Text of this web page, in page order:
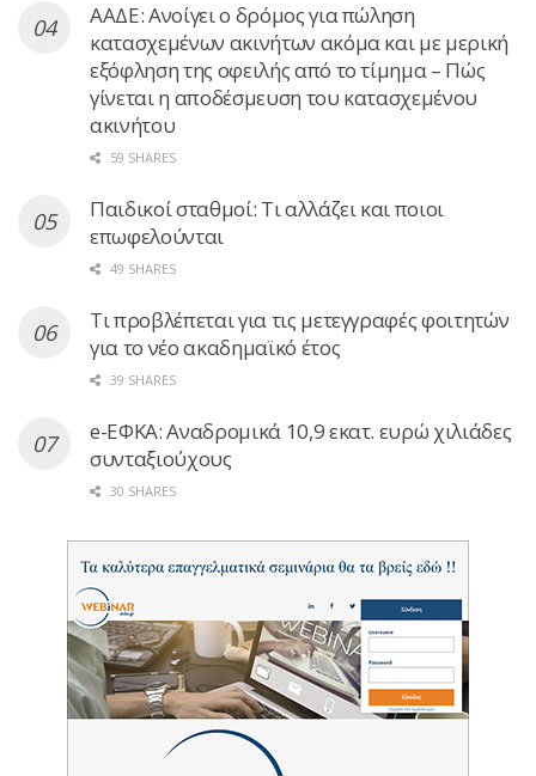
ΑΑΔΕ: Ανοίγει ο δρόμος για πώληση
κατασχεμένων ακινήτων ακόμα και με μερική
εξόφληση της οφειλής από το τίμημα – Πώς
γίνεται η αποδέσμευση του κατασχεμένου
ακινήτου
59 SHARES
Παιδικοί σταθμοί: Τι αλλάζει και ποιοι
επωφελούνται
49 SHARES
Τι προβλέπεται για τις μετεγγραφές φοιτητών
για το νέο ακαδημαϊκό έτος
39 SHARES
e-ΕΦΚΑ: Αναδρομικά 10,9 εκατ. ευρώ χιλιάδες
συνταξιούχους
30 SHARES